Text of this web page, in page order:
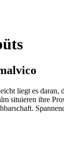
liegt es
situieren ihre